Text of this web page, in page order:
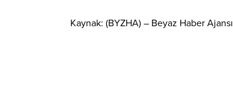
Kaynak: (BYZHA) – Beyaz Haber Ajansı